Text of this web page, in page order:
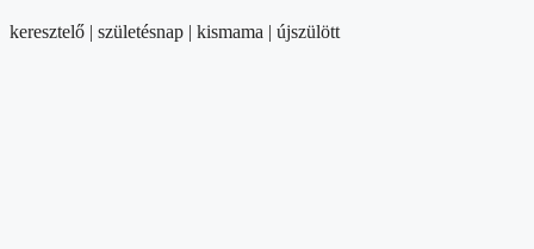
keresztelő | születésnap | kismama | újszülött